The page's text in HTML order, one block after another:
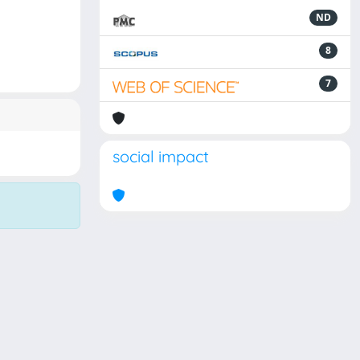
ND
8
7
social impact